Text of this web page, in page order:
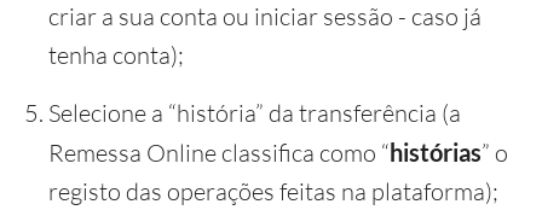
criar a sua conta ou iniciar sessão - caso já
tenha conta);
Selecione a “história” da transferência (a
Remessa Online classifica como “histórias” o
registo das operações feitas na plataforma);